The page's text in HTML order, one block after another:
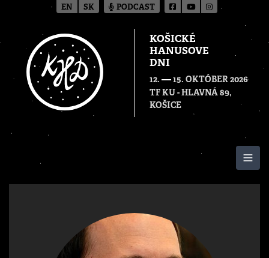
KOŠICKÉ
HANUSOVE
DNI
12. — 15. OKTÓBER 2026
TF KU - HLAVNÁ 89,
KOŠICE
EN SK PODCAST